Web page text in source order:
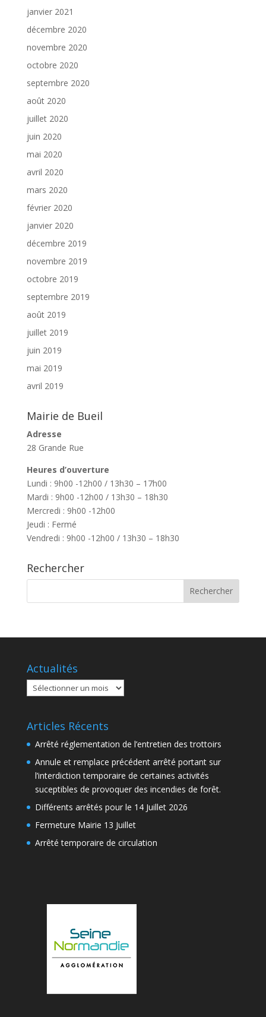
janvier 2021
décembre 2020
novembre 2020
octobre 2020
septembre 2020
août 2020
juillet 2020
juin 2020
mai 2020
avril 2020
mars 2020
février 2020
janvier 2020
décembre 2019
novembre 2019
octobre 2019
septembre 2019
août 2019
juillet 2019
juin 2019
mai 2019
avril 2019
Mairie de Bueil
Adresse
28 Grande Rue
Heures d’ouverture
Lundi : 9h00 -12h00 / 13h30 – 17h00
Mardi : 9h00 -12h00 / 13h30 – 18h30
Mercredi : 9h00 -12h00
Jeudi : Fermé
Vendredi : 9h00 -12h00 / 13h30 – 18h30
Rechercher
Actualités
Actualités
Articles Récents
Arrêté réglementation de l’entretien des trottoirs
Annule et remplace précédent arrêté portant sur
l’interdiction temporaire de certaines activités
suceptibles de provoquer des incendies de forêt.
Différents arrêtés pour le 14 Juillet 2026
Fermeture Mairie 13 Juillet
Arrêté temporaire de circulation